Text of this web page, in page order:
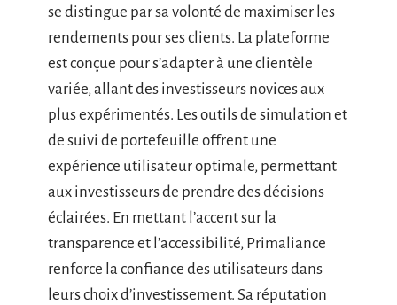
se distingue par sa volonté de maximiser les
rendements pour ses clients. La plateforme
est conçue pour s’adapter à une clientèle
variée, allant des investisseurs novices aux
plus expérimentés. Les outils de simulation et
de suivi de portefeuille offrent une
expérience utilisateur optimale, permettant
aux investisseurs de prendre des décisions
éclairées. En mettant l’accent sur la
transparence et l’accessibilité, Primaliance
renforce la confiance des utilisateurs dans
leurs choix d’investissement. Sa réputation